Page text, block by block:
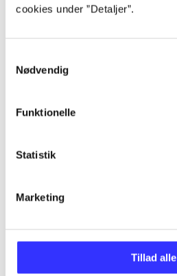
cookies under ”Detaljer”.
Nødvendig
Funktionelle
Statistik
Marketing
Tillad alle